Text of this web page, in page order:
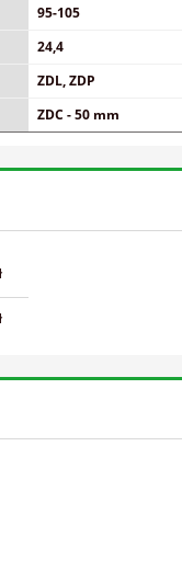
95-105
24,4
ZDL, ZDP
ZDC - 50 mm